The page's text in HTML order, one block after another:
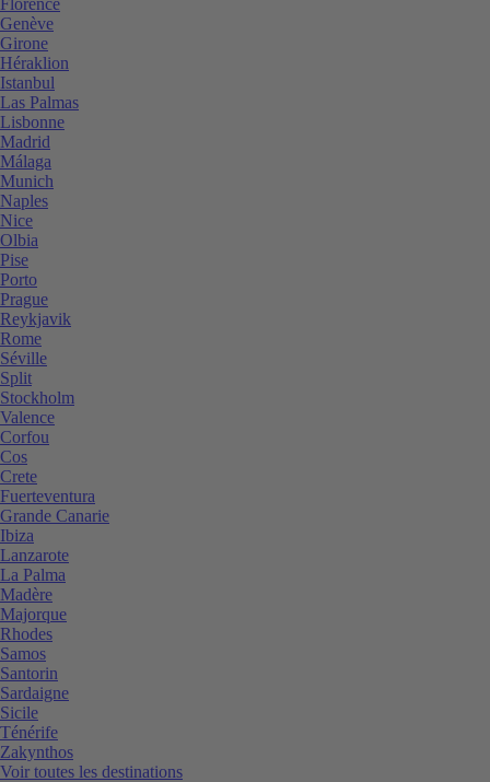
Genève
Girone
Héraklion
Istanbul
Las Palmas
Lisbonne
Madrid
Málaga
Munich
Naples
Nice
Olbia
Pise
Porto
Prague
Reykjavik
Rome
Séville
Split
Stockholm
Valence
Corfou
Cos
Crete
Fuerteventura
Grande Canarie
Ibiza
Lanzarote
La Palma
Madère
Majorque
Rhodes
Samos
Santorin
Sardaigne
Sicile
Ténérife
Zakynthos
Voir toutes les destinations